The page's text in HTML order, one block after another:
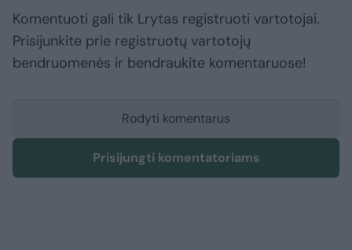
Komentuoti gali tik Lrytas registruoti vartotojai.
Prisijunkite prie registruotų vartotojų
bendruomenės ir bendraukite komentaruose!
Rodyti komentarus
Prisijungti komentatoriams